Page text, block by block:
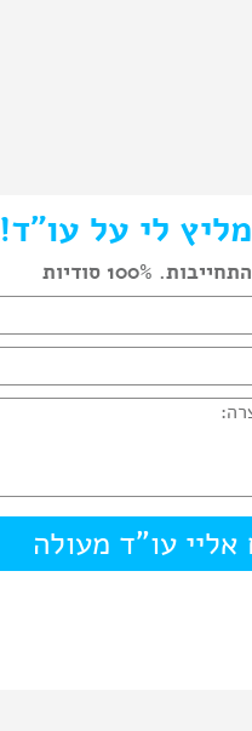
לי על עו"ד!
100% סודיות